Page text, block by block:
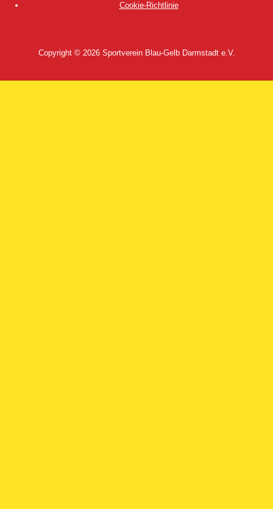
Cookie-Richtlinie
Copyright © 2026 Sportverein Blau-Gelb Darmstadt e.V.